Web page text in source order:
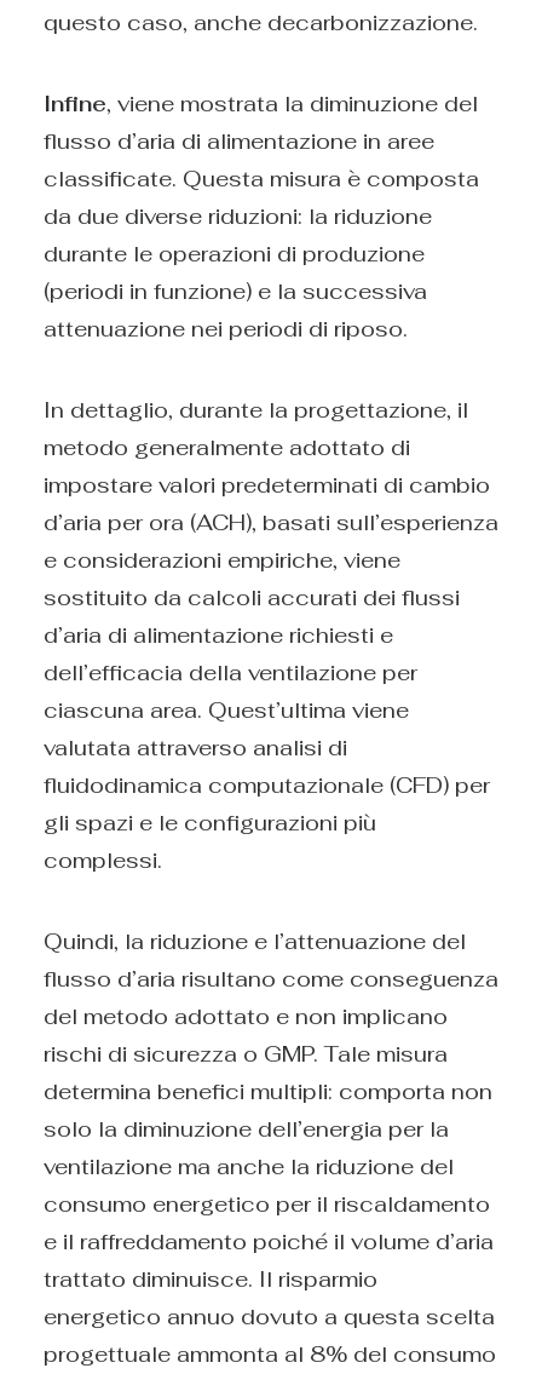
questo caso, anche decarbonizzazione.
Infine, viene mostrata la diminuzione del
flusso d’aria di alimentazione in aree
classificate. Questa misura è composta
da due diverse riduzioni: la riduzione
durante le operazioni di produzione
(periodi in funzione) e la successiva
attenuazione nei periodi di riposo.
In dettaglio, durante la progettazione, il
metodo generalmente adottato di
impostare valori predeterminati di cambio
d’aria per ora (ACH), basati sull’esperienza
e considerazioni empiriche, viene
sostituito da calcoli accurati dei flussi
d’aria di alimentazione richiesti e
dell’efficacia della ventilazione per
ciascuna area. Quest’ultima viene
valutata attraverso analisi di
fluidodinamica computazionale (CFD) per
gli spazi e le configurazioni più
complessi.
Quindi, la riduzione e l’attenuazione del
flusso d’aria risultano come conseguenza
del metodo adottato e non implicano
rischi di sicurezza o GMP. Tale misura
determina benefici multipli: comporta non
solo la diminuzione dell’energia per la
ventilazione ma anche la riduzione del
consumo energetico per il riscaldamento
e il raffreddamento poiché il volume d’aria
trattato diminuisce. Il risparmio
energetico annuo dovuto a questa scelta
progettuale ammonta al 8% del consumo